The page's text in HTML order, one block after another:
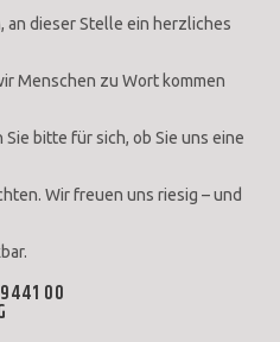
an dieser Stelle ein herzliches
Menschen zu Wort kommen
bitte für sich, ob Sie uns eine
Wir freuen uns riesig – und
00